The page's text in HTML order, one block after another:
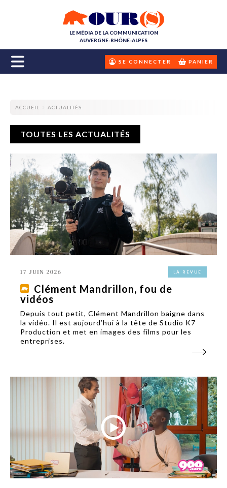
LE MÉDIA DE LA COMMUNICATION
AUVERGNE-RHÔNE-ALPES
SE CONNECTER PANIER
ACCUEIL ACTUALITÉS
TOUTES LES ACTUALITÉS
17 JUIN 2026 LA REVUE
Clément Mandrillon, fou de
vidéos
Depuis tout petit, Clément Mandrillon baigne dans
la vidéo. Il est aujourd’hui à la tête de Studio K7
Production et met en images des films pour les
entreprises.